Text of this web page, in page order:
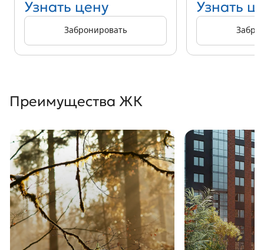
Узнать цену
Забронировать
Узнать
Преимущества ЖК